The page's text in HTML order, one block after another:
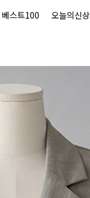
베스트100 오늘의신상